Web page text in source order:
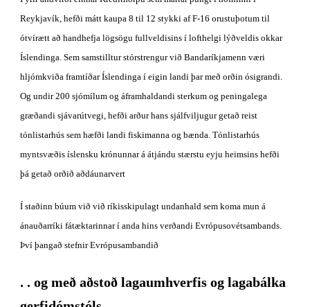
Reykjavík, hefði mátt kaupa 8 til 12 stykki af F-16 orustuþotum til
ótvírætt að handhefja lögsögu fullveldisins í lofthelgi lýðveldis okkar
Íslendinga. Sem samstilltur stórstrengur við Bandaríkjamenn væri
hljómkviða framtíðar Íslendinga í eigin landi þar með orðin ósigrandi.
Og undir 200 sjómílum og áframhaldandi sterkum og peningalega
græðandi sjávarútvegi, hefði arður hans sjálfviljugur getað reist
tónlistarhús sem hæfði landi fiskimanna og bænda. Tónlistarhús
myntsvæðis íslensku krónunnar á átjándu stærstu eyju heimsins hefði
þá getað orðið aðdáunarvert
Í staðinn búum við við ríkisskipulagt undanhald sem koma mun á
ánauðarríki fátæktarinnar í anda hins verðandi Evrópusovétsambands.
Því þangað stefnir Evrópusambandið
. . og með aðstoð lagaumhverfis og lagabálka